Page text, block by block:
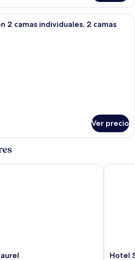
Caja de seguridad en la habitación y
2 camas individuales, 2 camas
Ver precio
Hotel
Hotel
Hotel